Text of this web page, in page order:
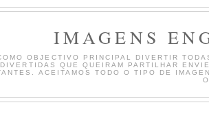
IMAGENS
OBJECTIVO PRINCIPAL DIVERTIR
QUE QUEIRAM PARTILHAR
ACEITAMOS TODO O TIPO DE